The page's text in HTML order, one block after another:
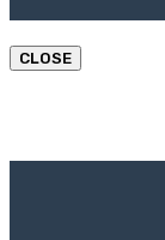
CLOSE